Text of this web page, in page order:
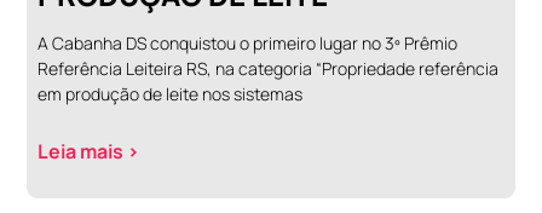
A Cabanha DS conquistou o primeiro lugar no 3º Prêmio
Referência Leiteira RS, na categoria “Propriedade referência
em produção de leite nos sistemas
Leia mais >